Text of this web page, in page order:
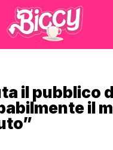
il pubblico
il